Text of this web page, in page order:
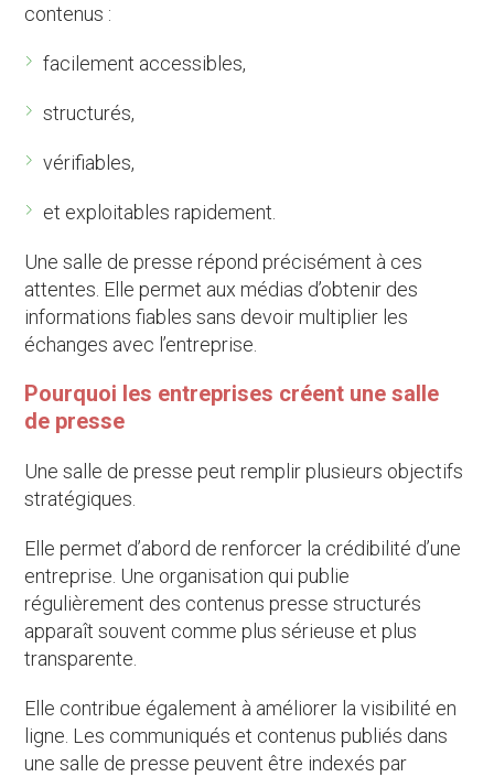
contenus :
facilement accessibles,
structurés,
vérifiables,
et exploitables rapidement.
Une salle de presse répond précisément à ces
attentes. Elle permet aux médias d’obtenir des
informations fiables sans devoir multiplier les
échanges avec l’entreprise.
Pourquoi les entreprises créent une salle
de presse
Une salle de presse peut remplir plusieurs objectifs
stratégiques.
Elle permet d’abord de renforcer la crédibilité d’une
entreprise. Une organisation qui publie
régulièrement des contenus presse structurés
apparaît souvent comme plus sérieuse et plus
transparente.
Elle contribue également à améliorer la visibilité en
ligne. Les communiqués et contenus publiés dans
une salle de presse peuvent être indexés par